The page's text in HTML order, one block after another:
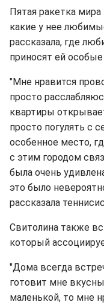
Пятая ракетка
какие у нее
рассказала, где
приносят ей
"Мне нравится
просто
квартиры
просто погулять с
особенное место,
с этим городом
была очень
это было
рассказала
Свитолина также
который
"Дома всегда
готовит мне
маленькой, то мне